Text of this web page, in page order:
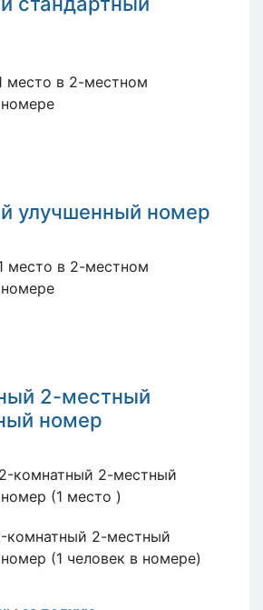
место в 2-местном
улучшенный номер
место в 2-местном
2-местный
номер
комнатный 2-местный
(1 место )
комнатный 2-местный
(1 человек в номере)